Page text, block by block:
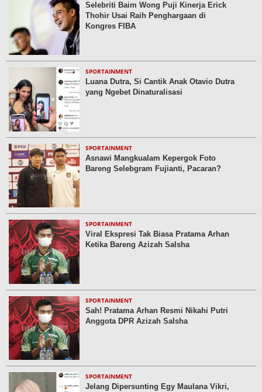
Selebriti Baim Wong Puji Kinerja Erick
Thohir Usai Raih Penghargaan di
Kongres FIBA
SPORTAINMENT
Luana Dutra, Si Cantik Anak Otavio Dutra
yang Ngebet Dinaturalisasi
SPORTAINMENT
Asnawi Mangkualam Kepergok Foto
Bareng Selebgram Fujianti, Pacaran?
SPORTAINMENT
Viral Ekspresi Tak Biasa Pratama Arhan
Ketika Bareng Azizah Salsha
SPORTAINMENT
Sah! Pratama Arhan Resmi Nikahi Putri
Anggota DPR Azizah Salsha
SPORTAINMENT
Jelang Dipersunting Egy Maulana Vikri,